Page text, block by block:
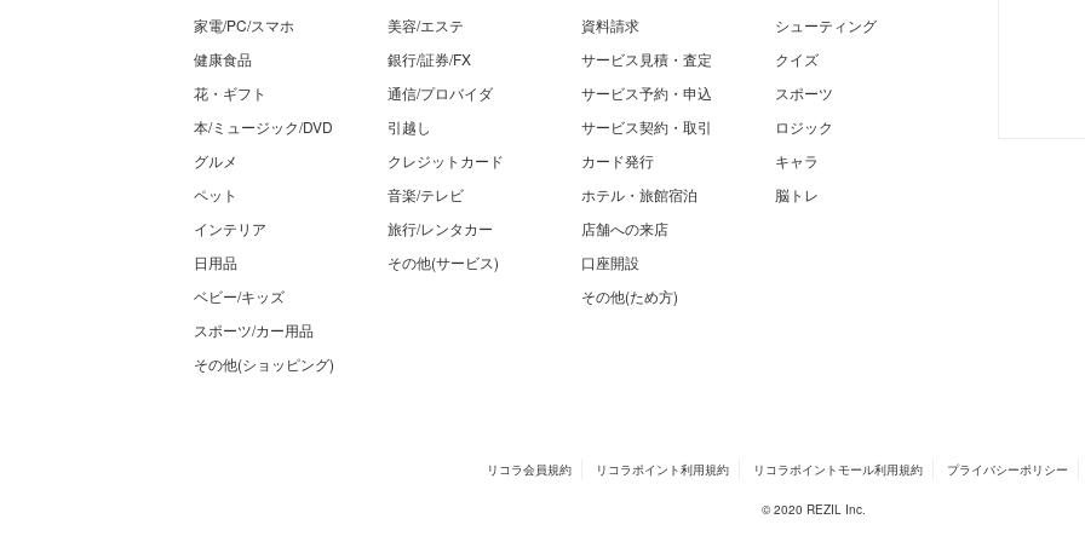
家電/PC/スマホ
健康食品
花・ギフト
本/ミュージック/DVD
グルメ
ペット
インテリア
日用品
ベビー/キッズ
スポーツ/カー用品
その他(ショッピング)
美容/エステ
銀行/証券/FX
通信/プロバイダ
引越し
クレジットカード
音楽/テレビ
旅行/レンタカー
その他(サービス)
資料請求
サービス見積・査定
サービス予約・申込
サービス契約・取引
カード発行
ホテル・旅館宿泊
店舗への来店
口座開設
その他(ため方)
シューティング
クイズ
スポーツ
ロジック
キャラ
脳トレ
リコラ会員規約 リコラポイント利用規約 リコラポイントモール利用規約 プライバシーポリシー
© 2020 REZIL Inc.